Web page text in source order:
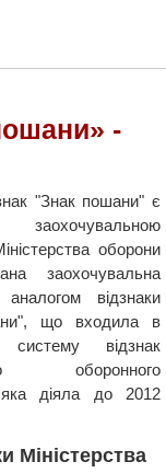
-
"Знак пошани" є
оборони
заохочувальна
відзнаки
що входила в
систему відзнак
оборонного
яка діяла до 2012
Міністерства